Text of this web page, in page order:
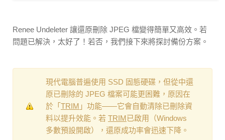
Renee Undeleter 讓還原刪除 JPEG 檔變得簡單又高效。若
問題已解決，太好了！若否，我們接下來將探討備份方案。
現代電腦普遍使用 SSD 固態硬碟，但從中還
原已刪除的 JPEG 檔案可能更困難，原因在
於「 TRIM 」功能——它會自動清除已刪除資
料以提升效能。若 TRIM已啟用（Windows
多數預設開啟），還原成功率會迅速下降。